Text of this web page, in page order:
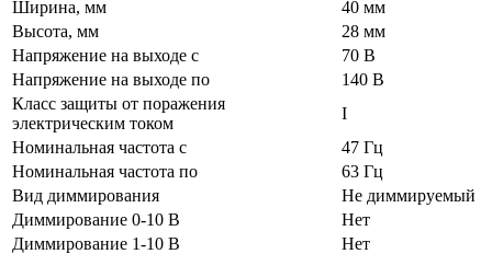
Ширина, мм
40 мм
Высота, мм
28 мм
Напряжение на выходе с
70 В
Напряжение на выходе по
140 В
Класс защиты от поражения
электрическим током
I
Номинальная частота с
47 Гц
Номинальная частота по
63 Гц
Вид диммирования
Не диммируемый
Диммирование 0-10 В
Нет
Диммирование 1-10 В
Нет